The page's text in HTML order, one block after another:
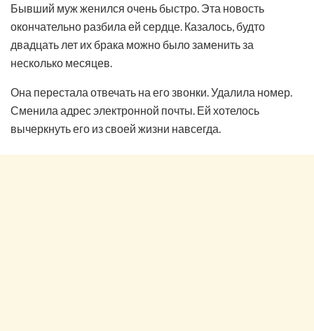
Бывший муж женился очень быстро. Эта новость
окончательно разбила ей сердце. Казалось, будто
двадцать лет их брака можно было заменить за
несколько месяцев.
Она перестала отвечать на его звонки. Удалила номер.
Сменила адрес электронной почты. Ей хотелось
вычеркнуть его из своей жизни навсегда.